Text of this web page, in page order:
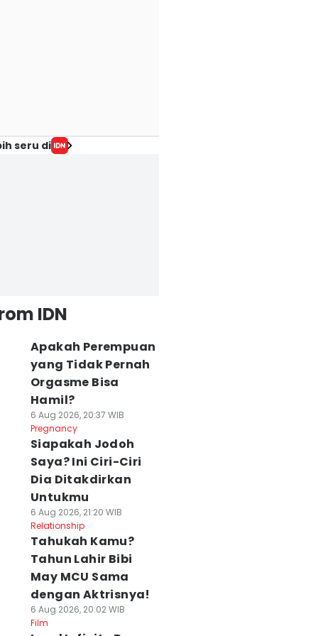
seru di
IDN
Apakah Perempuan
yang Tidak Pernah
Orgasme Bisa
Hamil?
6 Aug 2026, 20:37 WIB
Pregnancy
Siapakah Jodoh
Saya? Ini Ciri-Ciri
Dia Ditakdirkan
Untukmu
6 Aug 2026, 21:20 WIB
Relationship
Tahukah Kamu?
Tahun Lahir Bibi
May MCU Sama
dengan Aktrisnya!
6 Aug 2026, 20:02 WIB
Film